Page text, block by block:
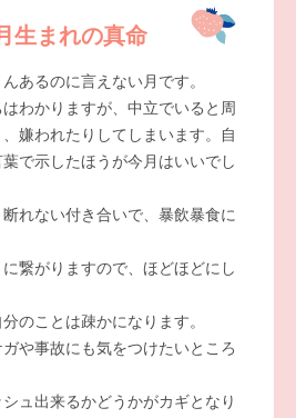
生まれの真命
あるのに言えない月です。
わかりますが、中立でいると周
嫌われたりしてしまいます。自
で示したほうが今月はいいでし
れない付き合いで、暴飲暴食に
繋がりますので、ほどほどにし
のことは疎かになります。
や事故にも気をつけたいところ
ュ出来るかどうかがカギとなり